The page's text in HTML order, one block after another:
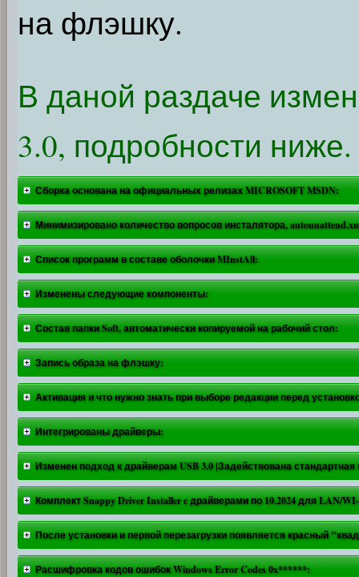
на флэшку.
В даной раздаче
3.0, подробности ниже.
Сборка основана на официальных релизах MICROSOFT MSDN:
Минимизировано количество вопросов инсталятора,
Список программ в составе оболочки MInstAll:
Изменены следующие компоненты:
Состав папки Soft, автоматически копируемой на рабочий стол:
Запись образа на флэшку:
Активация и что нужно знать при выборе редакции перед
Интегрированы драйверы:
Изменен подход к драйверам USB 3.0 |Задействована
Комплект Snappy Driver Installer c драйверами по 10.2024 для LAN/
После установки и первой перезагрузки появляется красный
Расшифровка кодов ошибок Windows Error Codes 0x******: